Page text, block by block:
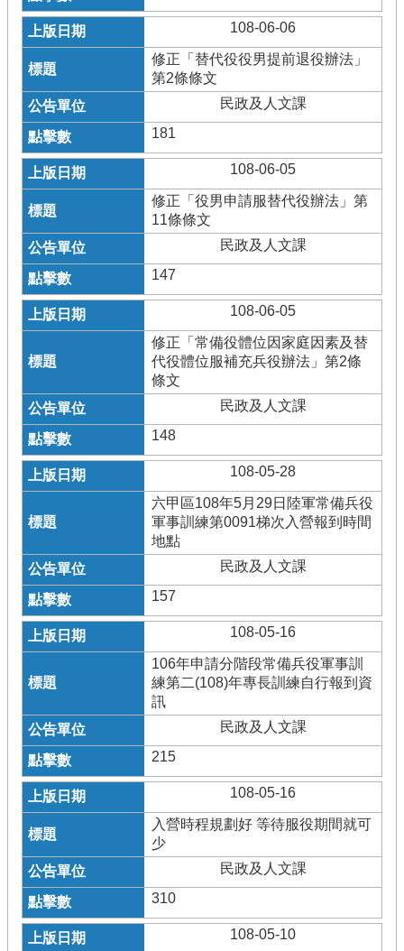
108-06-06
修正「替代役役男提前退役辦法」
第2條條文
民政及人文課
181
108-06-05
修正「役男申請服替代役辦法」第
11條條文
民政及人文課
147
108-06-05
修正「常備役體位因家庭因素及替
代役體位服補充兵役辦法」第2條
條文
民政及人文課
148
108-05-28
六甲區108年5月29日陸軍常備兵役
軍事訓練第0091梯次入營報到時間
地點
民政及人文課
157
108-05-16
106年申請分階段常備兵役軍事訓
練第二(108)年專長訓練自行報到資
訊
民政及人文課
215
108-05-16
入營時程規劃好 等待服役期間就可
少
民政及人文課
310
108-05-10